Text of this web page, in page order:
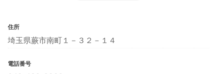
住所
埼玉県蕨市南町１－３２－１４
電話番号